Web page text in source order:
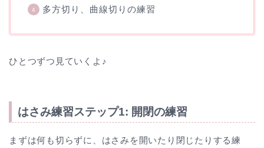
多方切り、曲線切りの練習
ひとつずつ見ていくよ♪
はさみ練習ステップ1: 開閉の練習
まずは何も切らずに、はさみを開いたり閉じたりする練